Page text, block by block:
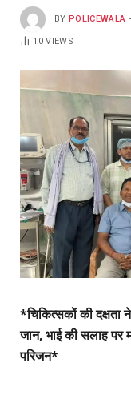
BY POLICEWALA
10VIEWS
*चिकित्सकों की दक्षता
जान, भाई की सलाह पर
परिजन*